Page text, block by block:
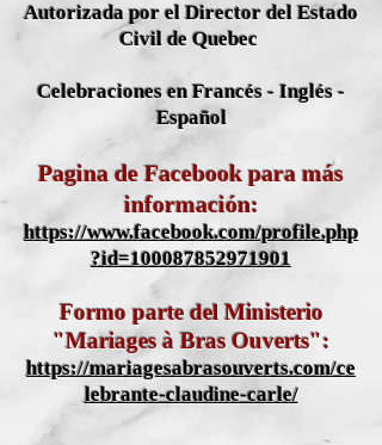
Autorizada por el Directordel Estado
Civil de Quebec
Celebracionesen Francés - Inglés -
Español
Pagina de Facebook para más
información:
https://www.facebook.com/profile.php
?id=100087852971901
Formo parte del Ministerio
"Mariages à Bras Ouverts":
https://mariagesabrasouverts.com/ce
lebrante-claudine-carle/